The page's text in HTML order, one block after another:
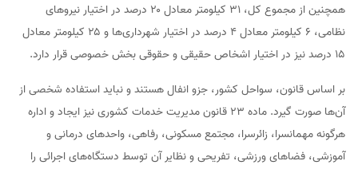
همچنین از مجموع کل، ۳۱ کیلومتر معادل ۲۰ درصد در اختیار نیروهای
نظامی، ۶ کیلومتر معادل ۴ درصد در اختیار شهرداری‌ها و ۲۵ کیلومتر معادل
۱۵ درصد نیز در اختیار اشخاص حقیقی و حقوقی بخش خصوصی قرار دارد.
بر اساس قانون، سواحل کشور، جزو انفال هستند و نباید استفاده شخصی از
آن‌ها صورت گیرد. ماده ۲۳ قانون مدیریت خدمات کشوری نیز ایجاد و اداره
هرگونه مهمانسرا، زائرسرا، مجتمع مسکونی، رفاهی، واحدهای درمانی و
آموزشی، فضاهای ورزشی، تفریحی و نظایر آن توسط دستگاه‌های اجرائی را